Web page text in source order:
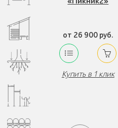
от 26 900 руб.
Купить в 1 клик